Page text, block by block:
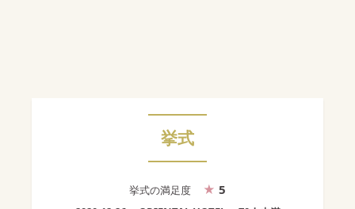
挙式
挙式の満足度 5